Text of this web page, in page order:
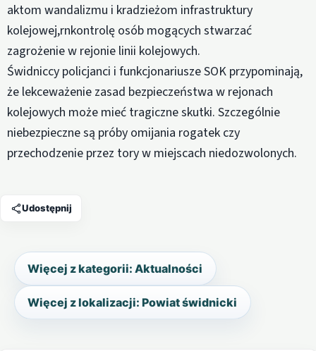
aktom wandalizmu i kradzieżom infrastruktury
kolejowej,rnkontrolę osób mogących stwarzać
zagrożenie w rejonie linii kolejowych.
Świdniccy policjanci i funkcjonariusze SOK przypominają,
że lekceważenie zasad bezpieczeństwa w rejonach
kolejowych może mieć tragiczne skutki. Szczególnie
niebezpieczne są próby omijania rogatek czy
przechodzenie przez tory w miejscach niedozwolonych.
Udostępnij
Więcej z kategorii: Aktualności
Więcej z lokalizacji: Powiat świdnicki